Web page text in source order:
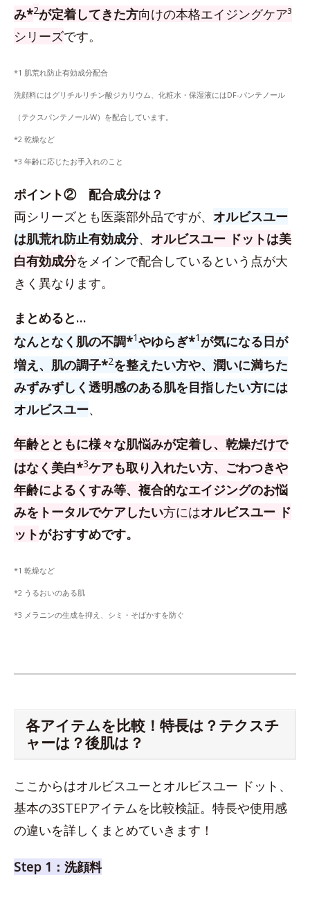
み*2が定着してきた方向けの本格エイジングケア³
シリーズです。
*1 肌荒れ防止有効成分配合
洗顔料にはグリチルリチン酸ジカリウム、化粧水・保湿液にはDF-パンテノール
（テクスパンテノールW）を配合しています。
*2 乾燥など
*3 年齢に応じたお手入れのこと
ポイント② 配合成分は？
両シリーズとも医薬部外品ですが、 オルビスユー
は肌荒れ防止有効成分、 オルビスユー ドットは美
白有効成分をメインで配合しているという点が大
きく異なります。
まとめると…
なんとなく肌の不調*1やゆらぎ*1 が気になる日が
増え、肌の調子*2を整えたい方や、潤いに満ちた
みずみずしく透明感のある肌を目指したい方には
オルビスユー、
年齢とともに様々な肌悩みが定着し、乾燥だけで
はなく美白*3ケアも取り入れたい方、 ごわつきや
年齢によるくすみ等、複合的なエイジングのお悩
みをトータルでケアしたい方にはオルビスユー ド
ットがおすすめです。
*1 乾燥など
*2 うるおいのある肌
*3 メラニンの生成を抑え、シミ・そばかすを防ぐ
各アイテムを比較！特長は？テクスチ
ャーは？後肌は？
ここからはオルビスユーとオルビスユー ドット、
基本の3STEPアイテムを比較検証。特長や使用感
の違いを詳しくまとめていきます！
Step 1：洗顔料